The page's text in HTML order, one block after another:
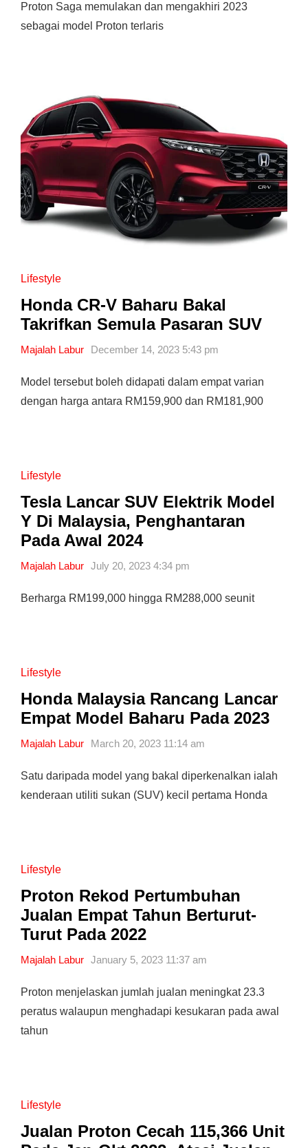
Proton Saga memulakan dan mengakhiri 2023
sebagai model Proton terlaris
Lifestyle
Honda CR-V Baharu Bakal
Takrifkan Semula Pasaran SUV
Majalah Labur December 14, 2023 5:43 pm
Model tersebut boleh didapati dalam empat varian
dengan harga antara RM159,900 dan RM181,900
Lifestyle
Tesla Lancar SUV Elektrik Model
Y Di Malaysia, Penghantaran
Pada Awal 2024
Majalah Labur July 20, 2023 4:34 pm
Berharga RM199,000 hingga RM288,000 seunit
Lifestyle
Honda Malaysia Rancang Lancar
Empat Model Baharu Pada 2023
Majalah Labur March 20, 2023 11:14 am
Satu daripada model yang bakal diperkenalkan ialah
kenderaan utiliti sukan (SUV) kecil pertama Honda
Lifestyle
Proton Rekod Pertumbuhan
Jualan Empat Tahun Berturut-
Turut Pada 2022
Majalah Labur January 5, 2023 11:37 am
Proton menjelaskan jumlah jualan meningkat 23.3
peratus walaupun menghadapi kesukaran pada awal
tahun
Lifestyle
Jualan Proton Cecah 115,366 Unit